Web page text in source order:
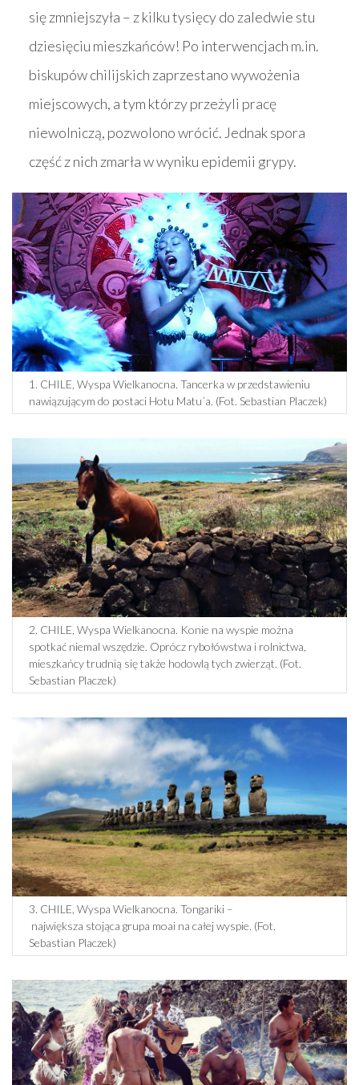
się zmniejszyła – z kilku tysięcy do zaledwie stu
dziesięciu mieszkańców! Po interwencjach m.in.
biskupów chilijskich zaprzestano wywożenia
miejscowych, a tym którzy przeżyli pracę
niewolniczą, pozwolono wrócić. Jednak spora
część z nich zmarła w wyniku epidemii grypy.
1. CHILE, Wyspa Wielkanocna. Tancerka w przedstawieniu
nawiązującym do postaci Hotu Matu´a. (Fot. Sebastian Placzek)
2. CHILE, Wyspa Wielkanocna. Konie na wyspie można
spotkać niemal wszędzie. Oprócz rybołówstwa i rolnictwa,
mieszkańcy trudnią się także hodowlą tych zwierząt. (Fot.
Sebastian Placzek)
3. CHILE, Wyspa Wielkanocna. Tongariki –
największa stojąca grupa moai na całej wyspie. (Fot.
Sebastian Placzek)